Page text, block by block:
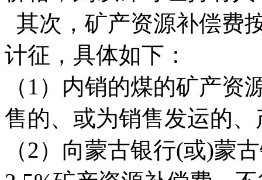
其次，矿产资源补偿费
计征，具体如下：
（1）内销的煤的矿产
售的、或为销售发运的
（2）向蒙古银行(或)蒙